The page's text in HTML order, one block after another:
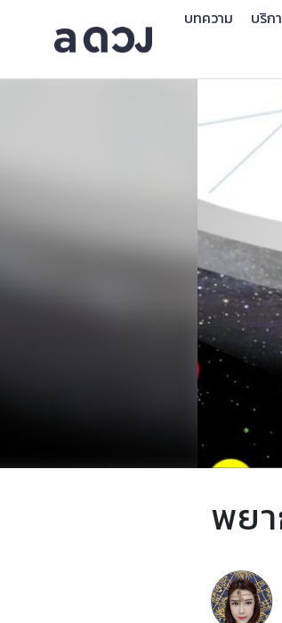
บทความ บริก
พย